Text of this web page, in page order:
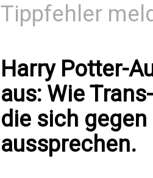
Tippfehler
Harry Potter-
aus: Wie
die sich
aussprechen.